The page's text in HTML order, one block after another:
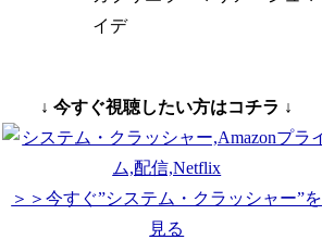
イデ
↓ 今すぐ視聴したい方はコチラ ↓
＞＞今すぐ”システム・クラッシャー”を
見る